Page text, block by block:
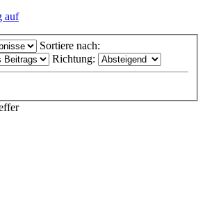
auf
Sortiere nach:
Richtung: